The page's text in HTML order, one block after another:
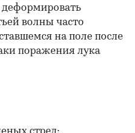
волны часто
на поле после
поражения лука